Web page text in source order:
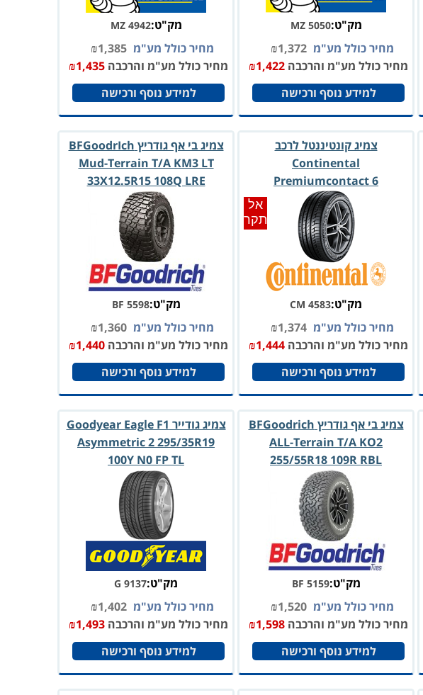
מק"ט:MZ 5050
מחיר כולל מע"מ ₪1,372
מחיר כולל מע"מ והרכבה
₪1,422
למידע נוסף ורכישה
מק"ט:MZ 4942
מחיר כולל מע"מ ₪1,385
מחיר כולל מע"מ והרכבה
₪1,435
למידע נוסף ורכישה
צמיג קונטיננטל לרכב
Continental
Premiumcontact 6
245/40R20 99Y XL SSR אל
תקר
מק"ט:CM 4583
מחיר כולל מע"מ ₪1,374
מחיר כולל מע"מ והרכבה
₪1,444
למידע נוסף ורכישה
צמיג בי אף גודריץ BFGoodrIch
Mud-Terrain T/A KM3 LT
33X12.5R15 108Q LRE
מק"ט:BF 5598
מחיר כולל מע"מ ₪1,360
מחיר כולל מע"מ והרכבה
₪1,440
למידע נוסף ורכישה
צמיג בי אף גודריץ BFGoodrich
ALL-Terrain T/A KO2
255/55R18 109R RBL
מק"ט:BF 5159
מחיר כולל מע"מ ₪1,520
מחיר כולל מע"מ והרכבה
₪1,598
למידע נוסף ורכישה
צמיג גודייר Goodyear Eagle F1
Asymmetric 2 295/35R19
100Y N0 FP TL
מק"ט:G 9137
מחיר כולל מע"מ ₪1,402
מחיר כולל מע"מ והרכבה
₪1,493
למידע נוסף ורכישה